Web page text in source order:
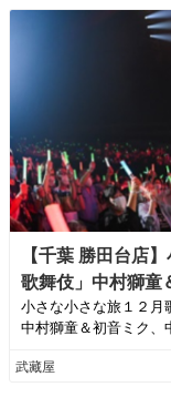
【千葉 勝田台店
歌舞伎」中村獅
小さな小さな旅１２月
中村獅童＆初音ミク、
武藏屋